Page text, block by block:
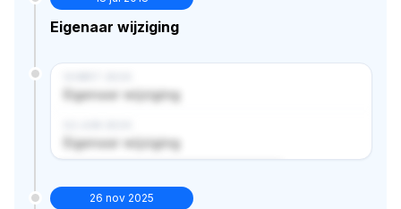
Eigenaar wijziging
Eigenaar wijziging
Eigenaar wijziging
26 nov 2025